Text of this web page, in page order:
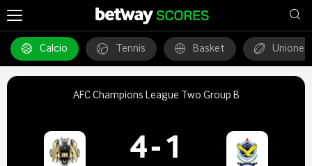
Calcio Tennis Basket Unione
AFC Champions League Two Group B
4-1